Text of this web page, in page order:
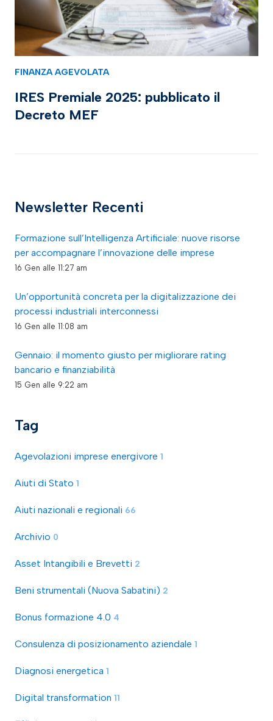
FINANZA AGEVOLATA
IRES Premiale 2025: pubblicato il
Decreto MEF
Newsletter Recenti
Formazione sull’Intelligenza Artificiale: nuove risorse
per accompagnare l’innovazione delle imprese
16 Gen alle 11:27 am
Un’opportunità concreta per la digitalizzazione dei
processi industriali interconnessi
16 Gen alle 11:08 am
Gennaio: il momento giusto per migliorare rating
bancario e finanziabilità
15 Gen alle 9:22 am
Tag
Agevolazioni imprese energivore 1
Aiuti di Stato 1
Aiuti nazionali e regionali 66
Archivio 0
Asset Intangibili e Brevetti 2
Beni strumentali (Nuova Sabatini) 2
Bonus formazione 4.0 4
Consulenza di posizionamento aziendale 1
Diagnosi energetica 1
Digital transformation 11